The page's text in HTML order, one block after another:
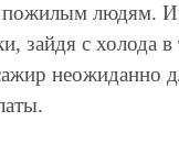
пожилым людям.
зайдя с холода
неожиданно